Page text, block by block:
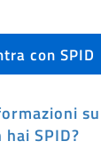
con SPID
su
hai SPID?